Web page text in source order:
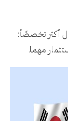
أكثر تخصصًأ:
مهما.